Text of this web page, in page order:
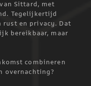
Sittard, met
Tegelijkertijd
en privacy. Dat
bereikbaar, maar
combineren
overnachting?